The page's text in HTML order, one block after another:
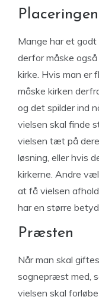
Placeringen
Mange har et
derfor måske
kirke. Hvis man er
måske kirken
og det spilder ind
vielsen skal finde
vielsen tæt på
løsning, eller hvis
kirkerne. Andre
at få vielsen
har en større
Præsten
Når man skal
sognepræst med,
vielsen skal